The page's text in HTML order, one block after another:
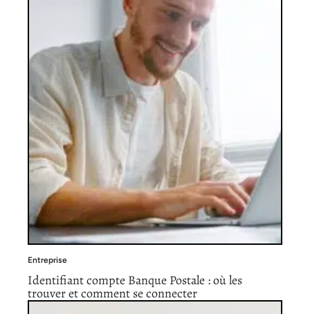
Entreprise
Identifiant compte Banque Postale : où les
trouver et comment se connecter